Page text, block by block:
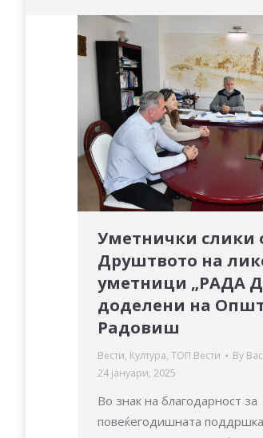
Уметнички слики
Друштвото на
уметници „РАДА
доделени на
Радовиш
Вести, Култура, ТОП Вести By
24 јануари, 2025
Во знак на благодарност за
повеќегодишната